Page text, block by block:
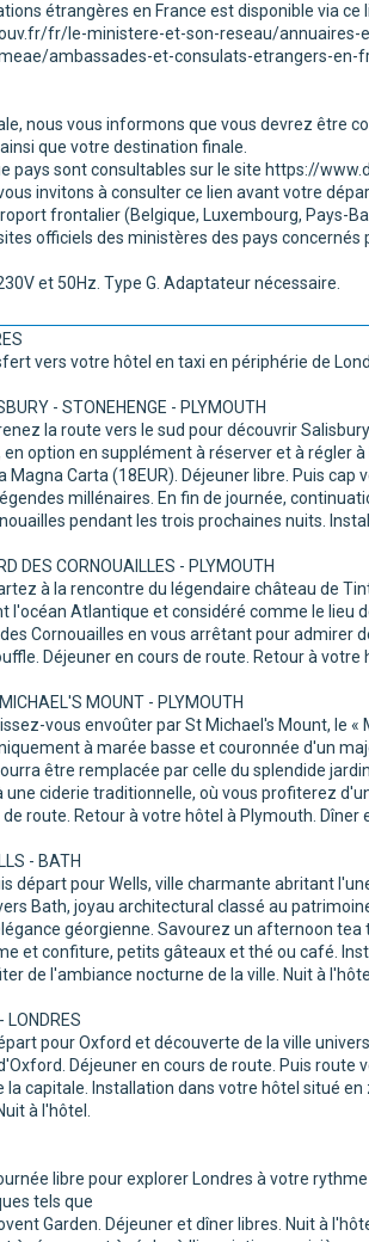
étrangères en France est disponible via ce
fr/le-ministere-et-son-reseau/annuaires-
ambassades-et-consulats-etrangers-en-
nous vous informons que vous devrez être
que votre destination finale.
pays sont consultables sur le site https://
invitons à consulter ce lien avant votre
frontalier (Belgique, Luxembourg, Pays-
officiels des ministères des pays concernés
et 50Hz. Type G. Adaptateur nécessaire.
vers votre hôtel en taxi en périphérie de
- STONEHENGE - PLYMOUTH
la route vers le sud pour découvrir
option en supplément à réserver et à régler
Carta (18EUR). Déjeuner libre. Puis
millénaires. En fin de journée,
pendant les trois prochaines nuits.
DES CORNOUAILLES - PLYMOUTH
à la rencontre du légendaire château de
l'océan Atlantique et considéré comme le lieu
Cornouailles en vous arrêtant pour admirer
Déjeuner en cours de route. Retour à votre
MOUNT - PLYMOUTH
vous envoûter par St Michael's Mount, le «
à marée basse et couronnée d'un
être remplacée par celle du splendide
ciderie traditionnelle, où vous profiterez
route. Retour à votre hôtel à Plymouth. Dîner
- BATH
départ pour Wells, ville charmante abritant
Bath, joyau architectural classé au
géorgienne. Savourez un afternoon
et confiture, petits gâteaux et thé ou café.
de l'ambiance nocturne de la ville. Nuit à l'hôtel.
LONDRES
pour Oxford et découverte de la ville
Déjeuner en cours de route. Puis route
capitale. Installation dans votre hôtel situé en
à l'hôtel.
libre pour explorer Londres à votre
tels que
Garden. Déjeuner et dîner libres. Nuit à